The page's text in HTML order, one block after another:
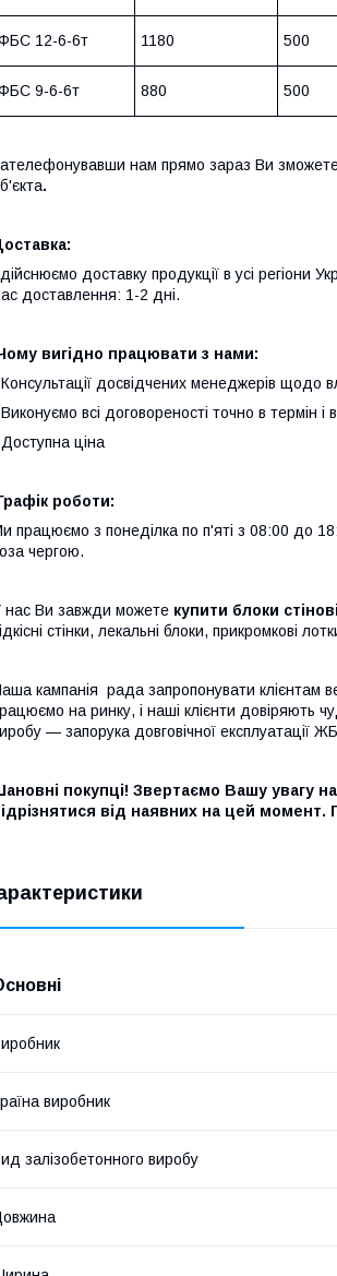
12-6-6т 1180 500
9-6-6т 880 500
нам прямо зараз Ви
.
доставку продукції в усі регіони
доставлення: 1-2 дні.
вигідно працювати з нами:
досвідчених менеджерів щодо
всі договореності точно в термін і
ціна
роботи:
працюємо з понеділка по п'яті з 08:00 до
чергою.
нас Ви завжди можете купити блоки
стінки, лекальні блоки, прикромкові
кампанія рада запропонувати клієнтам
на ринку, і наші клієнти довіряють
— запорука довговічної експлуатації
покупці! Звертаємо Вашу увагу
від наявних на цей
виробник
залізобетонного виробу